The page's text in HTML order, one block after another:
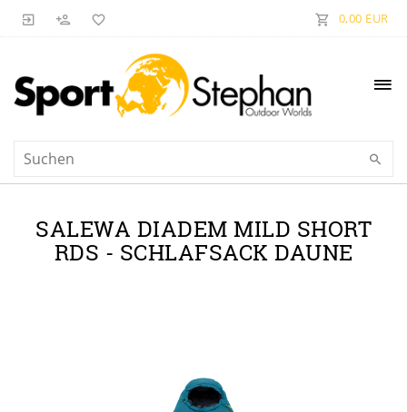
0,00 EUR
SALEWA DIADEM MILD SHORT
RDS - SCHLAFSACK DAUNE